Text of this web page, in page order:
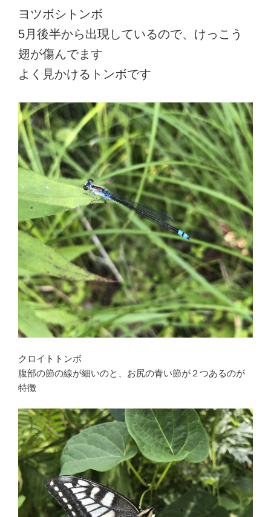
ヨツボシトンボ
5月後半から出現しているので、けっこう
翅が傷んでます
よく見かけるトンボです
クロイトトンボ
腹部の節の線が細いのと、お尻の青い節が２つあるのが
特徴